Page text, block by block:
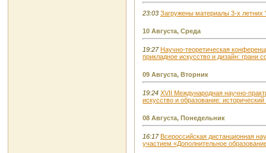
23:03 Загружены материалы 3-х летних
10 Августа, Среда
19:27 Научно-теоретическая
прикладное искусство и дизайн: грани
09 Августа, Вторник
19:24 XVІI Международная научно-
искусство и образование:
08 Августа, Понедельник
16:17 Всероссийская дистанционная
участием «Дополнительное